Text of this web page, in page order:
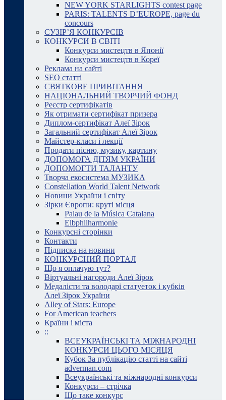
NEW YORK STARLIGHTS contest page
PARIS: TALENTS D’EUROPE, page du
concours
СУЗІР’Я КОНКУРСІВ
КОНКУРСИ В СВІТІ
Конкурси мистецтв в Японії
Конкурси мистецтв в Кореї
Реклама на сайті
SEO статті
СВЯТКОВЕ ПРИВІТАННЯ
НАЦІОНАЛЬНИЙ ТВОРЧИЙ ФОНД
Реєстр сертифікатів
Як отримати сертифікат призера
Диплом-сертифікат Алеї Зірок
Загальний сертифікат Алеї Зірок
Майстер-класи і лекції
Продати пісню, музику, картину
ДОПОМОГА ДІТЯМ УКРАЇНИ
ДОПОМОГТИ ТАЛАНТУ
Творча екосистема МУЗИКА
Constellation World Talent Network
Новини України і світу
Зірки Європи: круті місця
Palau de la Música Catalana
Elbphilharmonie
Конкурсні сторінки
Контакти
Підписка на новини
КОНКУРСНИЙ ПОРТАЛ
Що я оплачую тут?
Віртуальні нагороди Алеї Зірок
Медалісти та володарі статуеток і кубків
Алеї Зірок України
Alley of Stars: Europe
For American teachers
Країни і міста
::
ВСЕУКРАЇНСЬКІ ТА МІЖНАРОДНІ
КОНКУРСИ ЦЬОГО МІСЯЦЯ
Кубок За публікацію статті на сайті
adverman.com
Всеукраїнські та міжнародні конкурси
Конкурси – стрічка
Що таке конкурс